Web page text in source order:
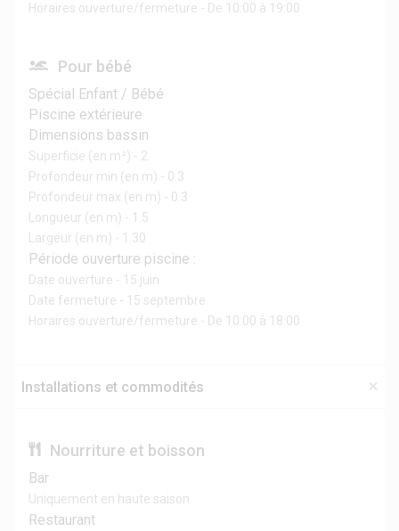
Horaires ouverture/fermeture - De 10:00 à 19:00
Pour bébé
Spécial Enfant / Bébé
Piscine extérieure
Dimensions bassin
Superficie (en m²) - 2
Profondeur min (en m) - 0.3
Profondeur max (en m) - 0.3
Longueur (en m) - 1.5
Largeur (en m) - 1.30
Période ouverture piscine :
Date ouverture - 15 juin
Date fermeture - 15 septembre
Horaires ouverture/fermeture - De 10:00 à 18:00
Installations et commodités
Nourriture et boisson
Bar
Uniquement en haute saison
Restaurant